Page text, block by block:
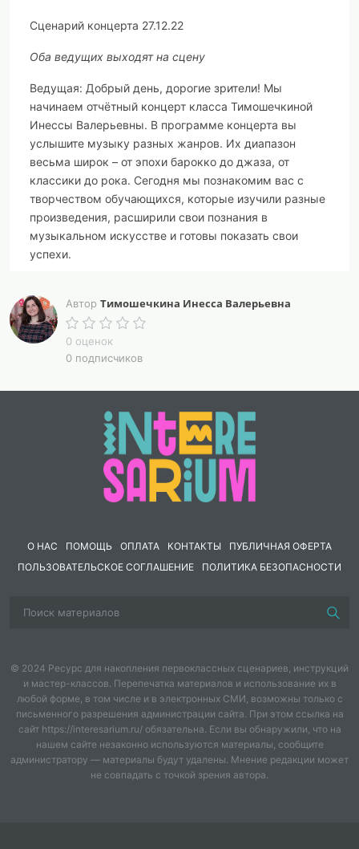
Сценарий концерта 27.12.22
Оба ведущих выходят на сцену
Ведущая: Добрый день, дорогие зрители! Мы
начинаем отчётный концерт класса Тимошечкиной
Инессы Валерьевны. В программе концерта вы
услышите музыку разных жанров. Их диапазон
весьма широк – от эпохи барокко до джаза, от
классики до рока. Сегодня мы познакомим вас с
творчеством обучающихся, которые изучили разные
произведения, расширили свои познания в
музыкальном искусстве и готовы показать свои
успехи.
но очень хотят создать настроение праздника для
всех нас. Давайте встречать наших ребят бурными
аплодисментами. Давайте позволим себе немного
отдохнуть от гаджетов и отключим на них звук на это
На сцене сводный хор Щигровской
детской школы искусств.Музыка Чичкова, слова
Ибряева «Здравствуйте, мамы».
Обучающиеся хорового отделения
занимаются не только сольным и хоровым пением,
второго класса_________. Она исполнит на фортепиано
произведения«Как под горкой» и «На льду».
класса_________. «Про дедушку».
Ведущая: На сцене обучающийся третьего
класса________. «Песенка кота Леопольда».
Концертмейстер Мироненко Елена Михайловна.
Ведущий:На сцене обучающийся пятого
класса____________. На баяне он исполнит
произведения«Ёлочка», «Во саду ли в огороде
Автор Тимошечкина Инесса Валерьевна
0 оценок
0 подписчиков
О НАС ПОМОЩЬ ОПЛАТА КОНТАКТЫ
ПУБЛИЧНАЯ ОФЕРТА
ПОЛЬЗОВАТЕЛЬСКОЕ СОГЛАШЕНИЕ
ПОЛИТИКА БЕЗОПАСНОСТИ
© 2024 Ресурс для накопления первоклассных сценариев, инструкций
и мастер-классов. Перепечатка материалов и использование их в
любой форме, в том числе и в электронных СМИ, возможны только с
письменного разрешения администрации сайта. При этом ссылка на
сайт https://interesarium.ru/ обязательна. Если вы обнаружили, что на
нашем сайте незаконно используются материалы, сообщите
администратору — материалы будут удалены. Мнение редакции может
не совпадать с точкой зрения автора.